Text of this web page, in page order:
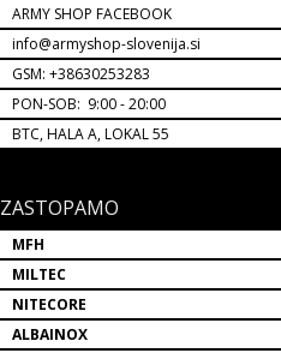
ARMY SHOP FACEBOOK
info@armyshop-slovenija.si
GSM: +38630253283
PON-SOB: 9:00 - 20:00
BTC, HALA A, LOKAL 55
ZASTOPAMO
MFH
MILTEC
NITECORE
ALBAINOX